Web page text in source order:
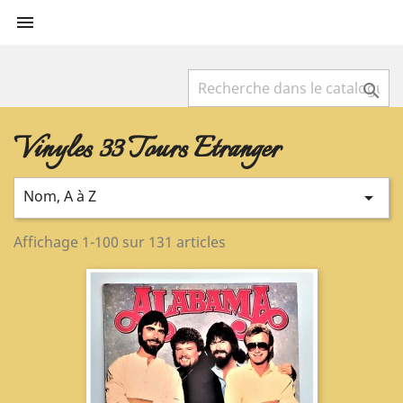


Vinyles 33 Tours Etranger
Nom, A à Z 
Affichage 1-100 sur 131 articles